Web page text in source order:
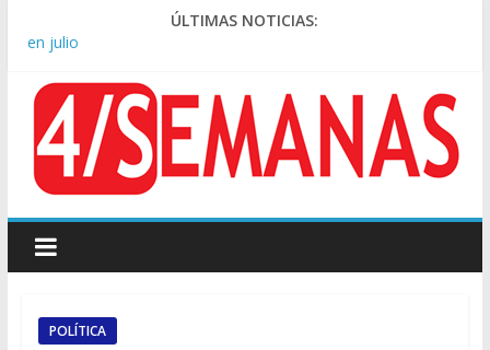
ÚLTIMAS NOTICIAS:
Rechazo a la Ley de Tierras: se espera un fuerte operativo
El rechazo al proyecto de Ley de Tierras predominó en las
redes
Manuel Belgrano: Reparación Historia en el solar natal
Confirmado: el papa León XIV visitará la Argentina entre el 8 y
el 11 de noviembre
en julio
POLÍTICA